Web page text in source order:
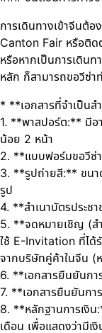
การเดินทางเข้าจีนต้อ
Canton Fair หรือติด
หรือหากเป็นการเดินท
หลัก ก็สามารถขอวีซ่า
* **เอกสารที่จำเป็นส
1. **พาสปอร์ต:** มีอ
น้อย 2 หน้า
2. **แบบฟอร์มขอวีซ่
3. **รูปถ่ายสี:** ขนา
รูป
4. **สำเนาบัตรประช
5. **จดหมายเชิญ (ส
ใช้ E-Invitation ที่ได้
จากบริษัทคู่ค้าในจีน (
6. **เอกสารยืนยันก
7. **เอกสารยืนยันก
8. **หลักฐานการเงิ
เดือน เพื่อแสดงว่ามีเ